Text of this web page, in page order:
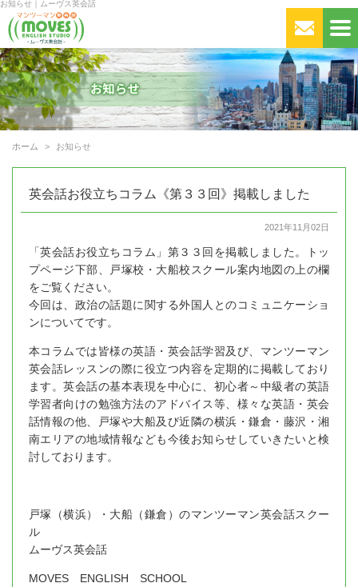
お知らせ｜ムーヴス英会話
ホーム お知らせ
英会話お役立ちコラム《第３３回》掲載しました
2021年11月02日
「英会話お役立ちコラム」第３３回を掲載しました。トッ
プページ下部、戸塚校・大船校スクール案内地図の上の欄
をご覧ください。
今回は、政治の話題に関する外国人とのコミュニケーショ
ンについてです。
本コラムでは皆様の英語・英会話学習及び、マンツーマン
英会話レッスンの際に役立つ内容を定期的に掲載しており
ます。英会話の基本表現を中心に、初心者～中級者の英語
学習者向けの勉強方法のアドバイス等、様々な英語・英会
話情報の他、戸塚や大船及び近隣の横浜・鎌倉・藤沢・湘
南エリアの地域情報なども今後お知らせしていきたいと検
討しております。
戸塚（横浜）・大船（鎌倉）のマンツーマン英会話スクー
ル
ムーヴス英会話
MOVES ENGLISH SCHOOL